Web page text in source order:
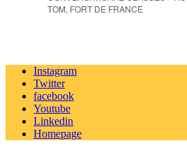
TOM, FORT DE FRANCE
Instagram
Twitter
facebook
Youtube
Linkedin
Homepage